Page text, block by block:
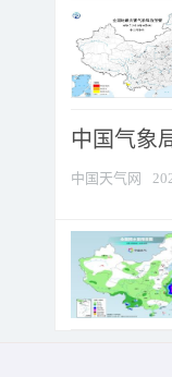
中国气象
中国天气网